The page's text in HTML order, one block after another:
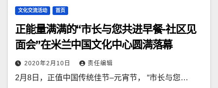
文化交流活动 首页
正能量满满的“市长与您共进早餐-社区见
面会”在米兰中国文化中心圆满落幕
2020年2月10日 责任编辑
2月8日，正值中国传统佳节–元宵节， “市长与您…